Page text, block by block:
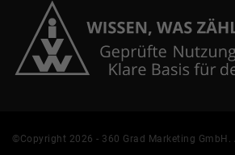
©Copyright 2026 - 360 Grad Marketing GmbH.